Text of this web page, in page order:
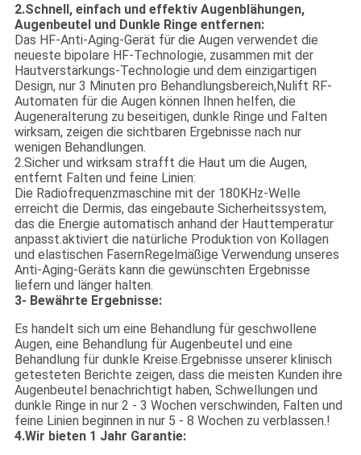
2.Schnell, einfach und effektiv Augenblähungen,
Augenbeutel und Dunkle Ringe entfernen:
Das HF-Anti-Aging-Gerät für die Augen verwendet die
neueste bipolare HF-Technologie, zusammen mit der
Hautverstärkungs-Technologie und dem einzigartigen
Design, nur 3 Minuten pro Behandlungsbereich,Nulift RF-
Automaten für die Augen können Ihnen helfen, die
Augeneralterung zu beseitigen, dunkle Ringe und Falten
wirksam, zeigen die sichtbaren Ergebnisse nach nur
wenigen Behandlungen.
2.Sicher und wirksam strafft die Haut um die Augen,
entfernt Falten und feine Linien:
Die Radiofrequenzmaschine mit der 180KHz-Welle
erreicht die Dermis, das eingebaute Sicherheitssystem,
das die Energie automatisch anhand der Hauttemperatur
anpasst.aktiviert die natürliche Produktion von Kollagen
und elastischen FasernRegelmäßige Verwendung unseres
Anti-Aging-Geräts kann die gewünschten Ergebnisse
liefern und länger halten.
3- Bewährte Ergebnisse:
Es handelt sich um eine Behandlung für geschwollene
Augen, eine Behandlung für Augenbeutel und eine
Behandlung für dunkle Kreise.Ergebnisse unserer klinisch
getesteten Berichte zeigen, dass die meisten Kunden ihre
Augenbeutel benachrichtigt haben, Schwellungen und
dunkle Ringe in nur 2 - 3 Wochen verschwinden, Falten und
feine Linien beginnen in nur 5 - 8 Wochen zu verblassen.!
4.Wir bieten 1 Jahr Garantie: